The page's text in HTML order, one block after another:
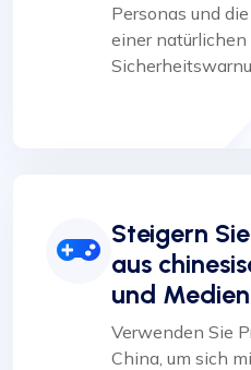
Personas und
einer
Steigern
aus
und Medien
Verwenden Sie
China, um sich